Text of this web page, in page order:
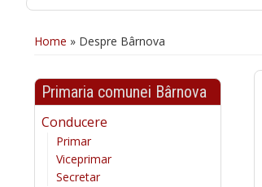
Home » Despre Bârnova
Primaria comunei Bârnova
Conducere
Primar
Viceprimar
Secretar